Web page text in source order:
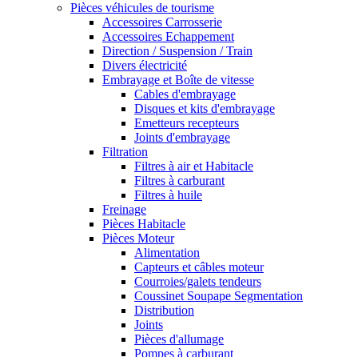
Pièces véhicules de tourisme
Accessoires Carrosserie
Accessoires Echappement
Direction / Suspension / Train
Divers électricité
Embrayage et Boîte de vitesse
Cables d'embrayage
Disques et kits d'embrayage
Emetteurs recepteurs
Joints d'embrayage
Filtration
Filtres à air et Habitacle
Filtres à carburant
Filtres à huile
Freinage
Pièces Habitacle
Pièces Moteur
Alimentation
Capteurs et câbles moteur
Courroies/galets tendeurs
Coussinet Soupape Segmentation
Distribution
Joints
Pièces d'allumage
Pompes à carburant